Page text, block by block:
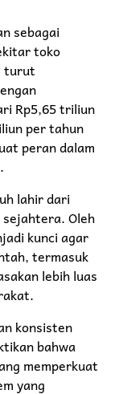
sebagai
toko
turut
Rp5,65 triliun
per tahun
peran dalam
lahir dari
Oleh
kunci agar
termasuk
lebih luas
konsisten
bahwa
memperkuat
yang